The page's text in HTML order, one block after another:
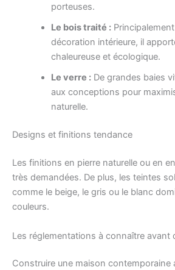
porteuses.
Le bois traité :
décoration intérieure, il
chaleureuse et écologique.
Le verre :De grandes baies
aux conceptions pour
naturelle.
Designs et finitions tendance
Les finitions en pierre naturelle ou en
très demandées. De plus, les teintes
comme le beige, le gris ou le blanc
couleurs.
Les réglementations à connaître avant
Construire une maison contemporaine